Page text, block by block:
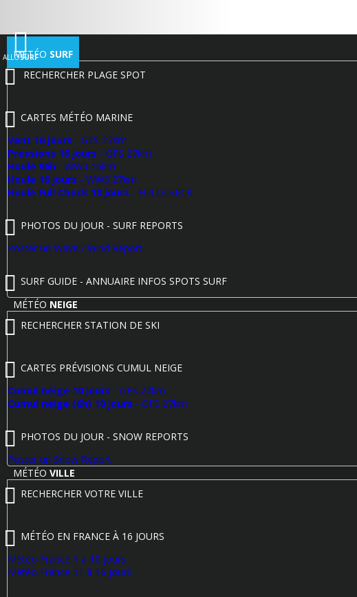
ALLOSURF
MÉTÉO SURF
RECHERCHER PLAGE SPOT
CARTES MÉTÉO MARINE
Vent 16 jours - GFS 27km
Pressions 16 jours - GFS 27km
Houle 96h - WW3 16km
Houle 16 jours - WW3 27km
Houle Full Check 10 jours - FULLCHECK
PHOTOS DU JOUR - SURF REPORTS
Poster un Wave / Wind Report
SURF GUIDE - ANNUAIRE INFOS SPOTS SURF
MÉTÉO NEIGE
RECHERCHER STATION DE SKI
CARTES PRÉVISIONS CUMUL NEIGE
Cumul neige 10 jours - GFS 27km
Cumul neige (6h) 10 jours - GFS 27km
PHOTOS DU JOUR - SNOW REPORTS
Poster un Snow Report
MÉTÉO VILLE
RECHERCHER VOTRE VILLE
MÉTÉO EN FRANCE À 16 JOURS
Météo France 1 à 10 jours
Météo France 11 à 16 jours